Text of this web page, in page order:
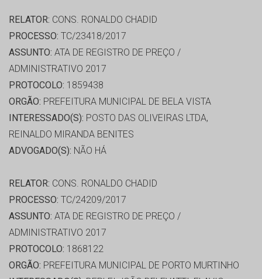
RELATOR: CONS. RONALDO CHADID
PROCESSO: TC/23418/2017
ASSUNTO: ATA DE REGISTRO DE PREÇO /
ADMINISTRATIVO 2017
PROTOCOLO: 1859438
ORGÃO: PREFEITURA MUNICIPAL DE BELA VISTA
INTERESSADO(S): POSTO DAS OLIVEIRAS LTDA,
REINALDO MIRANDA BENITES
ADVOGADO(S): NÃO HÁ
RELATOR: CONS. RONALDO CHADID
PROCESSO: TC/24209/2017
ASSUNTO: ATA DE REGISTRO DE PREÇO /
ADMINISTRATIVO 2017
PROTOCOLO: 1868122
ORGÃO: PREFEITURA MUNICIPAL DE PORTO MURTINHO